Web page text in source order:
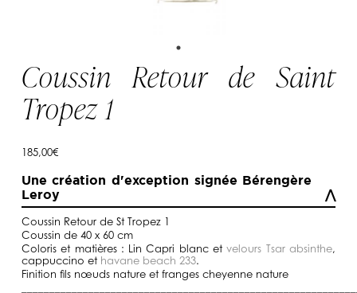
Coussin Retour de Saint
Tropez 1
185,00€
Une création d'exception signée Bérengère
Leroy
Coussin Retour de St Tropez 1
Coussin de 40 x 60 cm
Coloris et matières : Lin Capri blanc etvelours Tsar absinthe,
cappuccino et havane beach 233.
Finition fils nœuds nature et franges cheyenne nature